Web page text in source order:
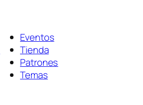
Eventos
Tienda
Patrones
Temas